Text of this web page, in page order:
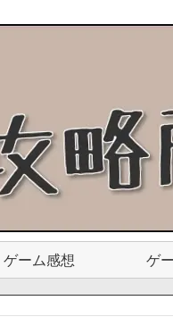
ゲーム感想 ゲ